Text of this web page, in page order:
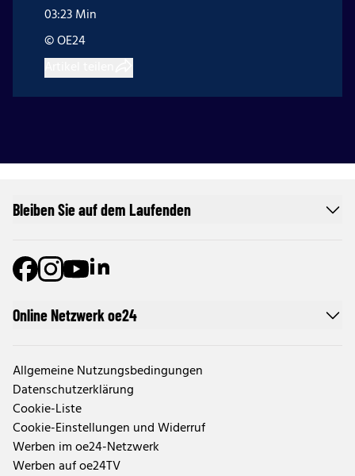
03:23 Min
© OE24
Online Netzwerk oe24
Allgemeine Nutzungsbedingungen
Datenschutzerklärung
Cookie-Liste
Cookie-Einstellungen und Widerruf
Werben im oe24-Netzwerk
Werben auf oe24TV
Bleiben Sie auf dem Laufenden